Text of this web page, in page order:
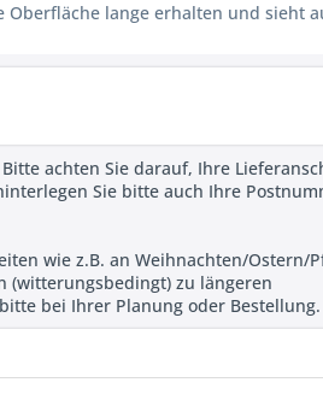
lange erhalten und sieht
achten Sie darauf, Ihre
Sie bitte auch Ihre
wie z.B. an Weihnachten/Ostern/
(witterungsbedingt) zu längeren
bei Ihrer Planung oder Bestellung.